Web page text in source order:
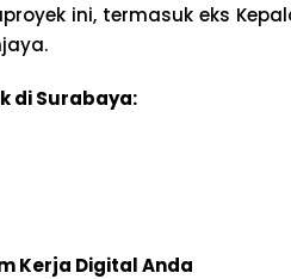
ini, termasuk eks
di Surabaya:
Kerja Digital Anda